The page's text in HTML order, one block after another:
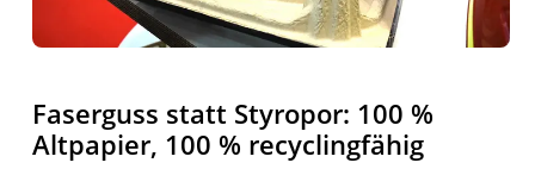
Faserguss statt Styropor: 100 %
Altpapier, 100 % recyclingfähig